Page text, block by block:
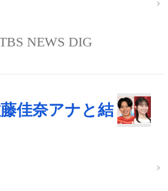
NEWS DIG
佳奈アナと結